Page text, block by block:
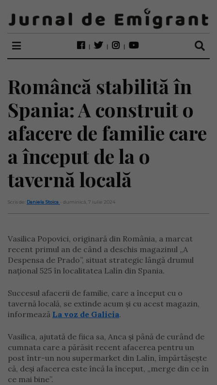
Româncă stabilită în
Spania: A construit o
afacere de familie care
a început de la o
tavernă locală
Scris de: Daniela Stoica - duminică, 7 iulie 2024
Vasilica Popovici, originară din România, a marcat
recent primul an de când a deschis magazinul „A
Despensa de Prado”, situat strategic lângă drumul
național 525 în localitatea Lalín din Spania.
Succesul afacerii de familie, care a început cu o
tavernă locală, se extinde acum și cu acest magazin,
informează La voz de Galicia.
Vasilica, ajutată de fiica sa, Anca și până de curând de
cumnata care a părăsit recent afacerea pentru un
post într-un nou supermarket din Lalín, împărtășește
că, deși afacerea este încă la început, „merge din ce în
ce mai bine”.